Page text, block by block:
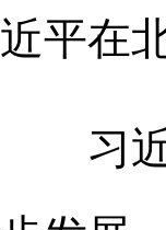
近平在
习近